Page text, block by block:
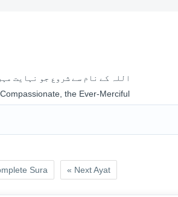
اللہ کے نام سے شروع جو نہایت
the Ever-Merciful
Sura « Next Ayat